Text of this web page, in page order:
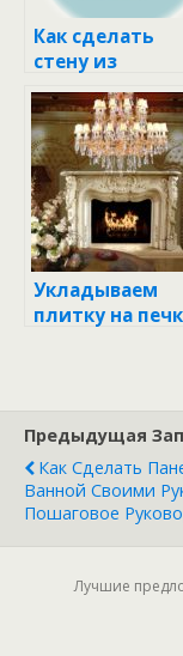
Как сделать
стену из
ламината:
пошаговое
руководство
домашнего
мастера
Укладываем
плитку на
Предыдущая
Как Сделать
Ванной Своими
Пошаговое
Лучшие